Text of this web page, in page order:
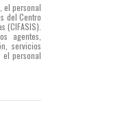
el personal
del Centro
(CIFASIS).
agentes,
servicios
personal